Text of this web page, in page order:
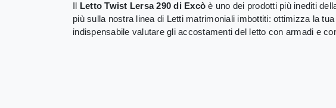
Il Letto Twist Lersa 290 di Excò è uno dei prodotti più inediti
più sulla nostra linea di Letti matrimoniali imbottiti: ottimizza la
indispensabile valutare gli accostamenti del letto con armadi e